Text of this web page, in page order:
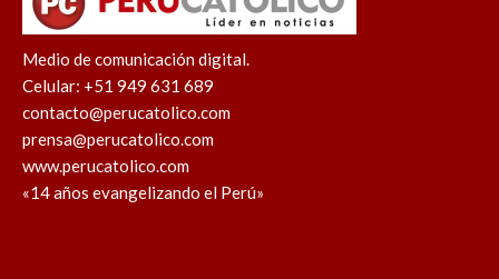
Medio de comunicación digital.
Celular: +51 949 631 689
contacto@perucatolico.com
prensa@perucatolico.com
www.perucatolico.com
«14 años evangelizando el Perú»